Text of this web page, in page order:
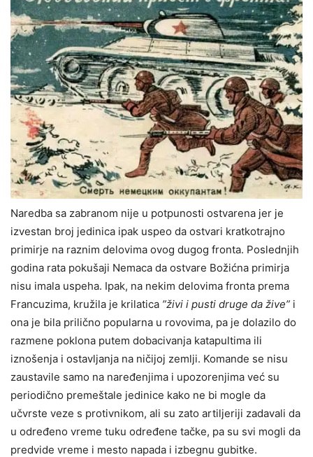
Naredba sa zabranom nije u potpunosti ostvarena jer je
izvestan broj jedinica ipak uspeo da ostvari kratkotrajno
primirje na raznim delovima ovog dugog fronta. Poslednjih
godina rata pokušaji Nemaca da ostvare Božićna primirja
nisu imala uspeha. Ipak, na nekim delovima fronta prema
Francuzima, kružila je krilatica ”živi i pusti druge da žive” i
ona je bila prilično popularna u rovovima, pa je dolazilo do
razmene poklona putem dobacivanja katapultima ili
iznošenja i ostavljanja na ničijoj zemlji. Komande se nisu
zaustavile samo na naređenjima i upozorenjima već su
periodično premeštale jedinice kako ne bi mogle da
učvrste veze s protivnikom, ali su zato artiljeriji zadavali da
u određeno vreme tuku određene tačke, pa su svi mogli da
predvide vreme i mesto napada i izbegnu gubitke.